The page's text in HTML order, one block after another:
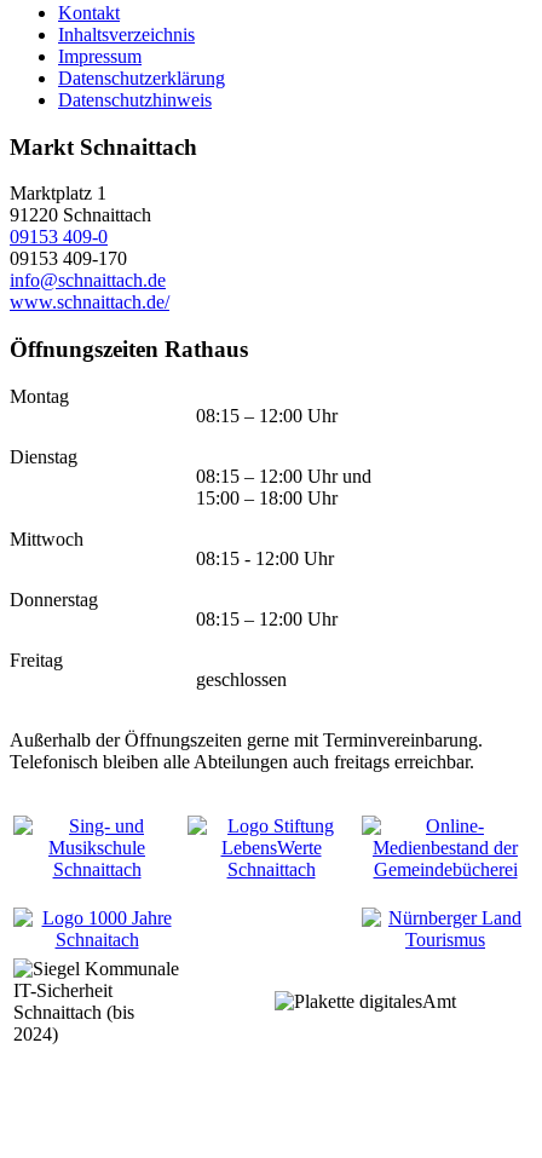
Kontakt
Inhaltsverzeichnis
Impressum
Datenschutzerklärung
Datenschutzhinweis
Markt Schnaittach
Marktplatz 1
91220 Schnaittach
09153 409-0
09153 409-170
info@schnaittach.de
www.schnaittach.de/
Öffnungszeiten Rathaus
Montag
08:15 – 12:00 Uhr
Dienstag
08:15 – 12:00 Uhr und
15:00 – 18:00 Uhr
Mittwoch
08:15 - 12:00 Uhr
Donnerstag
08:15 – 12:00 Uhr
Freitag
geschlossen
Außerhalb der Öffnungszeiten gerne mit Terminvereinbarung.
Telefonisch bleiben alle Abteilungen auch freitags erreichbar.